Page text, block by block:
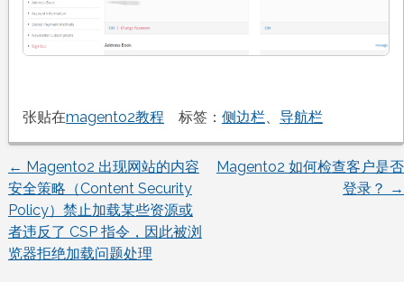
张贴在magento2教程 标签： 侧边栏、 导航栏
文
章
导
← Magento2 出现网站的内容
安全策略（Content Security
Policy）禁止加载某些资源或
者违反了 CSP 指令，因此被浏
览器拒绝加载问题处理
Magento2 如何检查客户是否
登录？ →